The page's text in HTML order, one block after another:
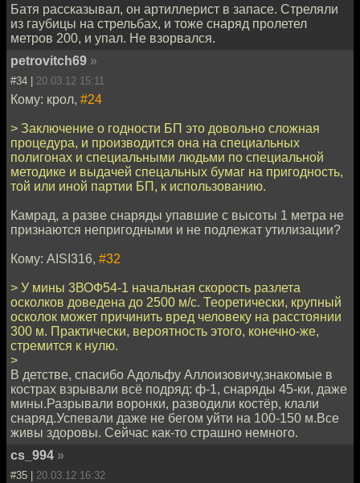
Батя рассказывал, он артиллерист в запасе. Стреляли
из гаубицы на стрельбах, и тоже снаряд пролетел
метров 200, и упал. Не взорвался.
petrovitch69 »
#34 | 20.03.12 15:11
Кому: крол, #24
> Заключение о годности БП это довольно сложная
процедура, и производится она на специальных
полигонах и специальными людьми по специальной
методике и выдачей спецальных бумаг на пригодность,
той или иной партии БП, к использованию.
Камрад, а разве снаряды упавшие с высоты 1 метра не
признаются непригодными и не подлежат утилизации?
Кому: AISI316, #32
> У мины 3ВОФ54-1 начальная скорость разлета
осколков доведена до 2500 м/с. Теоретически, крупный
осколок может причинить вред человеку на расстоянии
300 м. Практически, вероятность этого, конечно-же,
стремится к нулю.
>
В детстве, спасибо Адольфу Аллоизовичу,знакомые в
кострах взрывали всё подряд: ф-1, снаряды 45-ки, даже
мины.Разрывали воронки, разводили костёр, клали
снаряд.Успевали даже не бегом уйти на 100-150 м.Все
живы здоровы. Сейчас как-то страшно немного.
cs_994 »
#35 | 20.03.12 16:32